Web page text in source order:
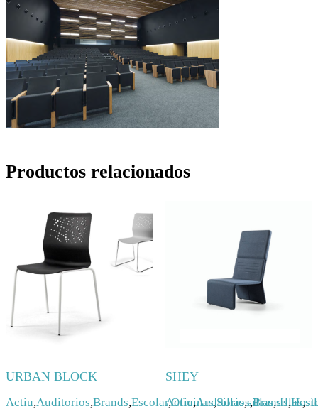
Productos relacionados
URBAN BLOCK
Actiu,Auditorios,Brands,Escolar,Oficinas,Sillas,sillas,sillas,
SHEY
Actiu,Auditorios,Brands,